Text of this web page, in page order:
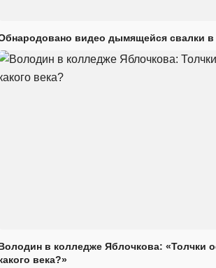
видео дымящейся свалки в
в колледже Яблочкова: «Толчки
века?»